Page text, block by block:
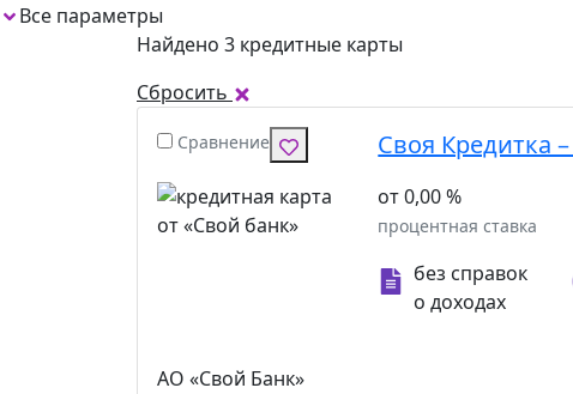
Все параметры
Найдено 3 кредитные карты
Сбросить
Сравнение Своя Кредитка
от 0,00 %
процентная ставка
без справок
о доходах
АО «Свой Банк»